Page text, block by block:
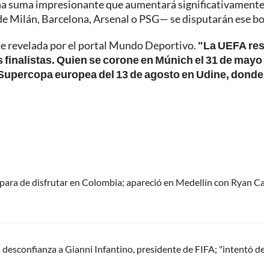
suma impresionante que aumentará significativamente
Barcelona, Arsenal o PSG— se disputarán ese
revelada por el portal Mundo Deportivo. "La UEFA
Quien se corone en Múnich el 31 de
europea del 13 de agosto en Udine,
de disfrutar en Colombia; apareció en Medellín con Ryan
desconfianza a Gianni Infantino, presidente de FIFA; "intentó